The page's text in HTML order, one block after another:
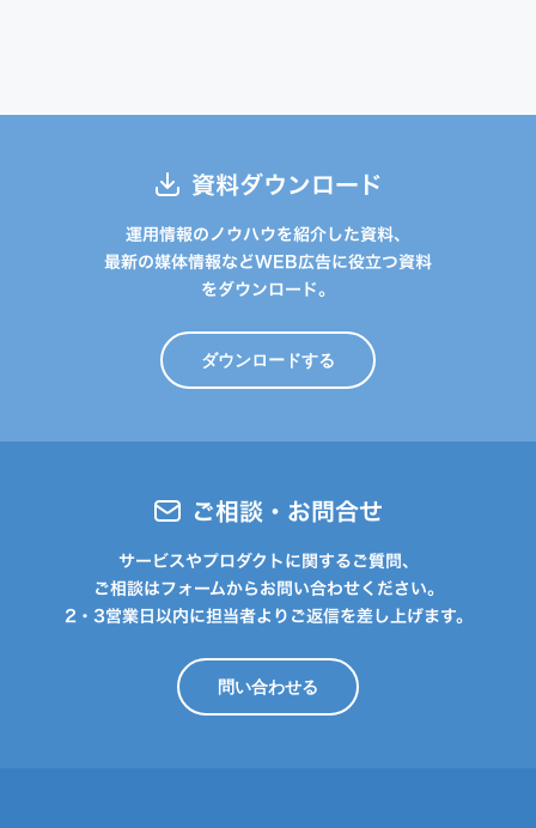
資料ダウンロード
運用情報のノウハウを紹介した資料、
最新の媒体情報などWEB広告に役立つ資料
をダウンロード。
ダウンロードする
ご相談・お問合せ
サービスやプロダクトに関するご質問、
ご相談はフォームからお問い合わせください。
2・3営業日以内に担当者よりご返信を差し上げます。
問い合わせる